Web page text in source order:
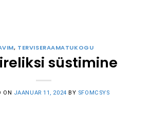
, TERVISERAAMATUKOGU
süstimine
ON JAANUAR 11, 2024 BY SFOMCSYS